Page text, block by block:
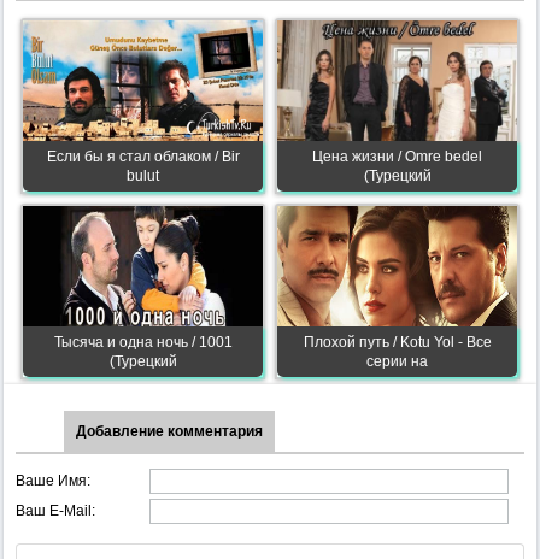
Если бы я стал облаком / Bir
bulut
Цена жизни / Omre bedel
(Турецкий
Тысяча и одна ночь / 1001
(Турецкий
Плохой путь / Kotu Yol - Все
серии на
Добавление комментария
Ваше Имя:
Ваш E-Mail: